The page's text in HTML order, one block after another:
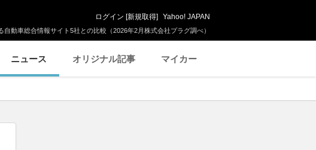
動車総合情報サイト5社との比較（2026年2月株式会社プラグ調べ）
ログイン [新規取得] Yahoo! JAPAN
ニュース オリジナル記事 マイカー